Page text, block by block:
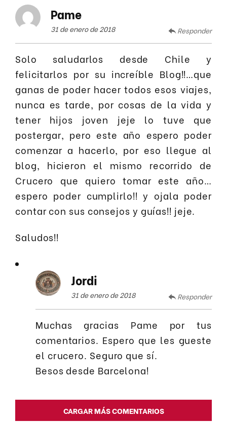
Pame
31 de enero de 2018 Responder
Solo saludarlos desde Chile y
felicitarlos por su increíble Blog!!…que
ganas de poder hacer todos esos viajes,
nunca es tarde, por cosas de la vida y
tener hijos joven jeje lo tuve que
postergar, pero este año espero poder
comenzar a hacerlo, por eso llegue al
blog, hicieron el mismo recorrido de
Crucero que quiero tomar este año…
espero poder cumplirlo!! y ojala poder
contar con sus consejos y guías!! jeje.
Saludos!!
Jordi
31 de enero de 2018 Responder
Muchas gracias Pame por tus
comentarios. Espero que les gueste
el crucero. Seguro que sí.
Besos desde Barcelona!
CARGAR MÁS COMENTARIOS